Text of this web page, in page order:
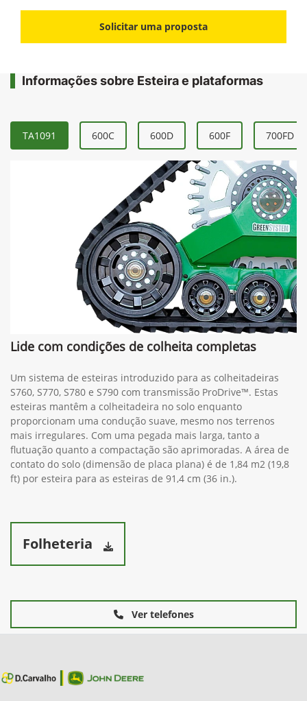
Solicitar uma proposta
Informações sobre Esteira e plataformas
TA1091 600C 600D 600F 700FD
Lide com condições de colheita completas
Um sistema de esteiras introduzido para as colheitadeiras
S760, S770, S780 e S790 com transmissão ProDrive™. Estas
esteiras mantêm a colheitadeira no solo enquanto
proporcionam uma condução suave, mesmo nos terrenos
mais irregulares. Com uma pegada mais larga, tanto a
flutuação quanto a compactação são aprimoradas. A área de
contato do solo (dimensão de placa plana) é de 1,84 m2 (19,8
ft) por esteira para as esteiras de 91,4 cm (36 in.).
Folheteria
Ver telefones